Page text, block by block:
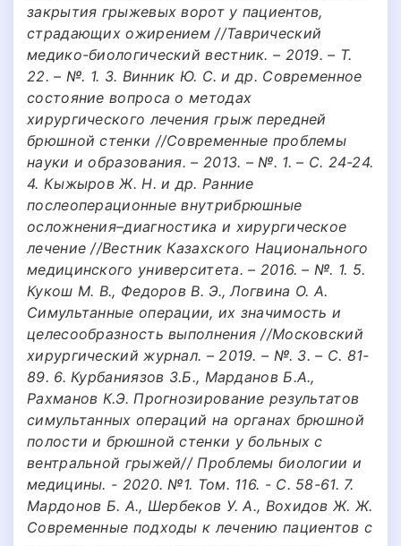
закрытия грыжевых ворот у пациентов,
страдающих ожирением //Таврический
медико-биологический вестник. – 2019. – Т.
22. – №. 1. 3. Винник Ю. С. и др. Современное
состояние вопроса о методах
хирургического лечения грыж передней
брюшной стенки //Современные проблемы
науки и образования. – 2013. – №. 1. – С. 24-24.
4. Кыжыров Ж. Н. и др. Ранние
послеоперационные внутрибрюшные
осложнения–диагностика и хирургическое
лечение //Вестник Казахского Национального
медицинского университета. – 2016. – №. 1. 5.
Кукош М. В., Федоров В. Э., Логвина О. А.
Симультанные операции, их значимость и
целесообразность выполнения //Московский
хирургический журнал. – 2019. – №. 3. – С. 81-
89. 6. Курбаниязов З.Б., Марданов Б.А.,
Рахманов К.Э. Прогнозирование результатов
симультанных операций на органах брюшной
полости и брюшной стенки у больных с
вентральной грыжей// Проблемы биологии и
медицины. - 2020. №1. Том. 116. - С. 58-61. 7.
Мардонов Б. А., Шербеков У. А., Вохидов Ж. Ж.
Современные подходы к лечению пациентов с